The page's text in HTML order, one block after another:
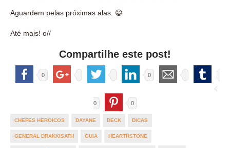
Aguardem pelas próximas alas. 😀
Até mais! o//
Compartilhe este post!
0 0
0 0
CHEFES HEROICOS DAYANE DECK DICAS
GENERAL DRAKKISATH GUIA HEARTHSTONE